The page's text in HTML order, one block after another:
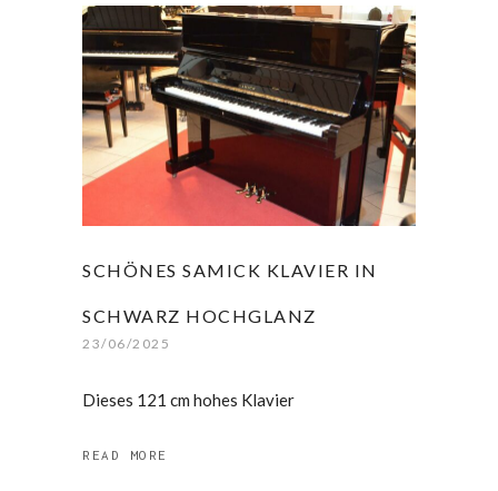
SCHÖNES SAMICK KLAVIER IN
SCHWARZ HOCHGLANZ
23/06/2025
Dieses 121 cm hohes Klavier
READ MORE